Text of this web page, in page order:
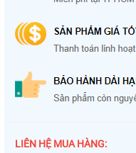
LIÊN HỆ MUA HÀNG: